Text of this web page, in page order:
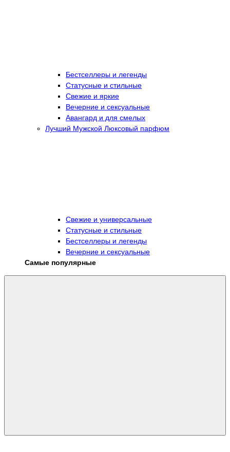
Бестселлеры и легенды
Статусные и стильные
Свежие и яркие
Вечерние и сексуальные
Авангард и для смелых
Лучший Мужской Люксовый парфюм
Свежие и универсальные
Статусные и стильные
Бестселлеры и легенды
Вечерние и сексуальные
Самые популярные